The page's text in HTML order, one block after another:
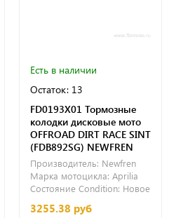
Есть в наличии
Остаток: 13
FD0193X01 Тормозные
колодки дисковые мото
OFFROAD DIRT RACE SINT
(FDB892SG) NEWFREN
Производитель: Newfren
Марка мотоцикла: Aprilia
Состояние Condition: Новое
3255.38 руб